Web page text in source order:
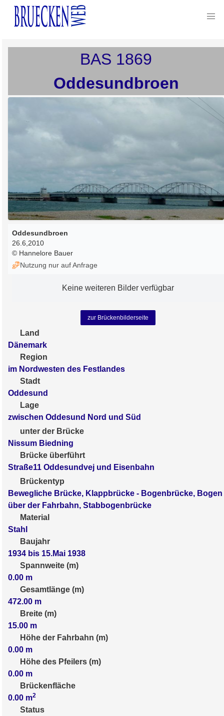
BAS 1869
Oddesundbroen
Oddesundbroen
26.6,2010
© Hannelore Bauer
Nutzung nur auf Anfrage
Keine weiteren Bilder verfügbar
zur Brückenbilderseite
Land
Dänemark
Region
im Nordwesten des Festlandes
Stadt
Oddesund
Lage
zwischen Oddesund Nord und Süd
unter der Brücke
Nissum Biedning
Brücke überführt
Straße11 Oddesundvej und Eisenbahn
Brückentyp
Bewegliche Brücke, Klappbrücke - Bogenbrücke, Bogen
über der Fahrbahn, Stabbogenbrücke
Material
Stahl
Baujahr
1934 bis 15.Mai 1938
Spannweite (m)
0.00 m
Gesamtlänge (m)
472.00 m
Breite (m)
15.00 m
Höhe der Fahrbahn (m)
0.00 m
Höhe des Pfeilers (m)
0.00 m
Brückenfläche
0.00 m2
Status